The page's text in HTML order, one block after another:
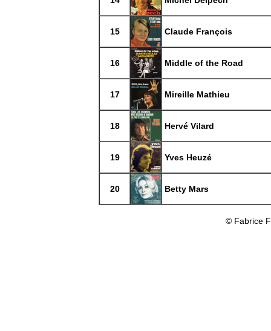
15 Claude François
16 Middle of the Road
17 Mireille Mathieu
18 Hervé Vilard
19 Yves Heuzé
20 Betty Mars
© Fabrice